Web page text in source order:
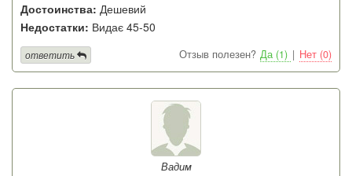
Достоинства: Дешевий
Недостатки: Видає 45-50
Отзыв полезен? Да (1) | Нет (0)
ответить
Вадим